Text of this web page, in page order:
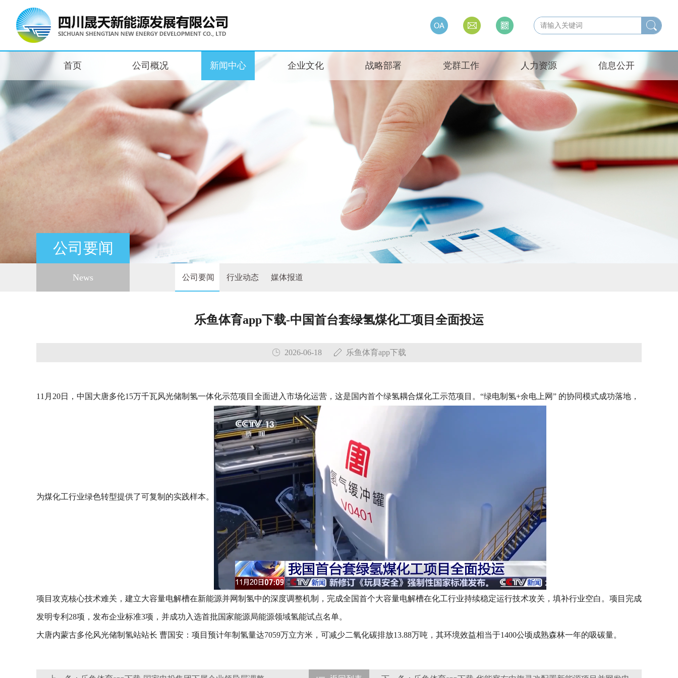
首页 公司概况 新闻中心 企业文化 战略部署 党群工作 人力资源 信息公开
公司要闻
News 公司要闻 行业动态 媒体报道
乐鱼体育app下载-中国首台套绿氢煤化工项目全面投运
2026-06-18 乐鱼体育app下载
11月20日，中国大唐多伦15万千瓦风光储制氢一体化示范项目全面进入市场化运营，这是国内首个绿氢耦合煤化工示范项目。“绿电制氢+余电上网” 的协同模式成功落地，
为煤化工行业绿色转型提供了可复制的实践样本。
项目攻克核心技术难关，建立大容量电解槽在新能源并网制氢中的深度调整机制，完成全国首个大容量电解槽在化工行业持续稳定运行技术攻关，填补行业空白。项目完成
发明专利28项，发布企业标准3项，并成功入选首批国家能源局能源领域氢能试点名单。
大唐内蒙古多伦风光储制氢站站长 曹国安：项目预计年制氢量达7059万立方米，可减少二氧化碳排放13.88万吨，其环境效益相当于1400公顷成熟森林一年的吸碳量。